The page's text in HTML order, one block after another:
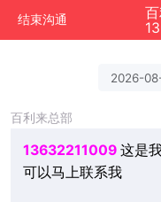
结束沟通
2026-
百利来总部
13632211009 这是
可以马上联系我